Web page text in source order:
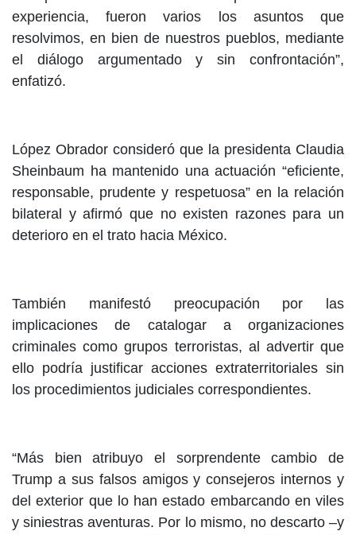
experiencia, fueron varios los asuntos que
resolvimos, en bien de nuestros pueblos, mediante
el diálogo argumentado y sin confrontación”,
enfatizó.
López Obrador consideró que la presidenta Claudia
Sheinbaum ha mantenido una actuación “eficiente,
responsable, prudente y respetuosa” en la relación
bilateral y afirmó que no existen razones para un
deterioro en el trato hacia México.
También manifestó preocupación por las
implicaciones de catalogar a organizaciones
criminales como grupos terroristas, al advertir que
ello podría justificar acciones extraterritoriales sin
los procedimientos judiciales correspondientes.
“Más bien atribuyo el sorprendente cambio de
Trump a sus falsos amigos y consejeros internos y
del exterior que lo han estado embarcando en viles
y siniestras aventuras. Por lo mismo, no descarto –y